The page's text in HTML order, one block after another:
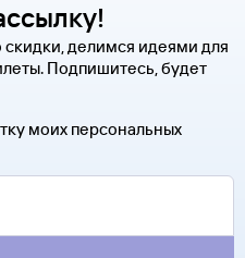
делимся идеями для
Подпишитесь, будет
моих персональных